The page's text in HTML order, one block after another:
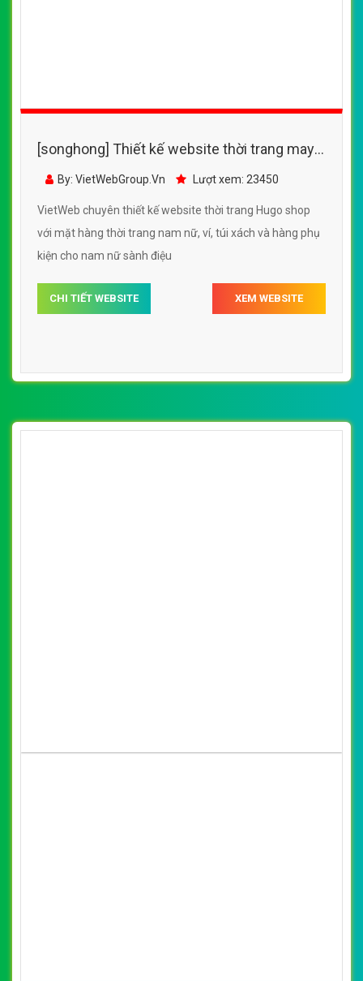
[songhong] Thiết kế website thời trang may
mặc, so mi nam, áo khoác nam Hugo shop
By: VietWebGroup.Vn Lượt xem: 23450
VietWeb chuyên thiết kế website thời trang Hugo shop
với mặt hàng thời trang nam nữ, ví, túi xách và hàng phụ
kiện cho nam nữ sành điệu
CHI TIẾT WEBSITE XEM WEBSITE